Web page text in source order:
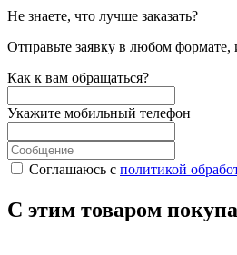
Не знаете, что лучше заказать?
Отправьте заявку в любом
Как к вам обращаться?
Укажите мобильный телефон
Соглашаюсь с политикой
С этим товаром